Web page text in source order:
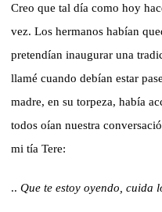
Creo que tal día como hoy
vez. Los hermanos habían
pretendían inaugurar una
llamé cuando debían estar
madre, en su torpeza, había
todos oían nuestra
mi tía Tere:
.. Que te estoy oyendo, cuida